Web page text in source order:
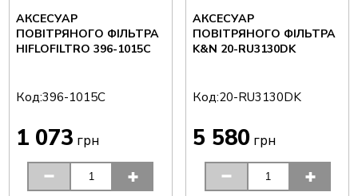
АКСЕСУАР
ПОВІТРЯНОГО ФІЛЬТРА
HIFLOFILTRO 396-1015C
Код:396-1015C
1 073 грн
АКСЕСУАР
ПОВІТРЯНОГО ФІЛЬТРА
K&N 20-RU3130DK
Код:20-RU3130DK
5 580 грн